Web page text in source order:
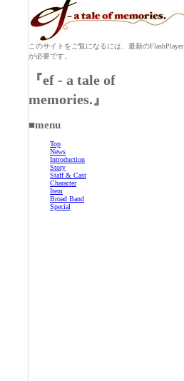
このサイトをご覧になるには、最新のFlashPlayer
が必要です。
『ef - a tale of
memories.』
■menu
Top
News
Introduction
Story
Staff & Cast
Character
Item
Broad Band
Special